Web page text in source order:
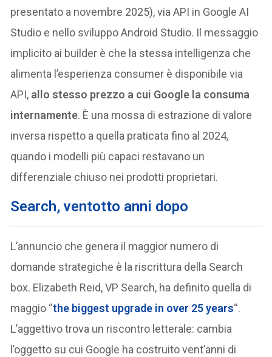
presentato a novembre 2025), via API in Google AI
Studio e nello sviluppo Android Studio. Il messaggio
implicito ai builder è che la stessa intelligenza che
alimenta l’esperienza consumer è disponibile via
API, allo stesso prezzo a cui Google la consuma
internamente. È una mossa di estrazione di valore
inversa rispetto a quella praticata fino al 2024,
quando i modelli più capaci restavano un
differenziale chiuso nei prodotti proprietari.
Search, ventotto anni dopo
L’annuncio che genera il maggior numero di
domande strategiche è la riscrittura della Search
box. Elizabeth Reid, VP Search, ha definito quella di
maggio “the biggest upgrade in over 25 years“.
L’aggettivo trova un riscontro letterale: cambia
l’oggetto su cui Google ha costruito vent’anni di